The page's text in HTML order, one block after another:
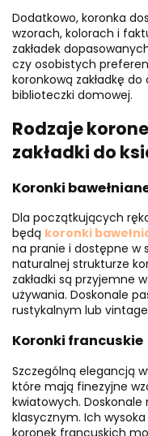
Dodatkowo, koronka
wzorach, kolorach i
zakładek
czy osobistych
koronkową zakładkę do
biblioteczki domowej.
Rodzaje
zakładki do
Koronki
Dla początkujących
będą koronki
na pranie i dostępne w
naturalnej strukturze
zakładki są przyjemne
używania. Doskonale
rustykalnym lub
Koronki francuskie
Szczególną elegancją
które mają finezyjne
kwiatowych. Doskonale
klasycznym. Ich wysoka
koronek francuskich